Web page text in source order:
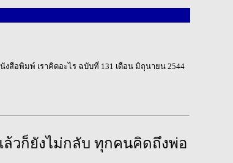
งสือพิมพ์ เราคิดอะไร ฉบับที่ 131 เดือน มิถุนายน 2544
วก็ยังไม่กลับ ทุกคนคิดถึงพ่อ